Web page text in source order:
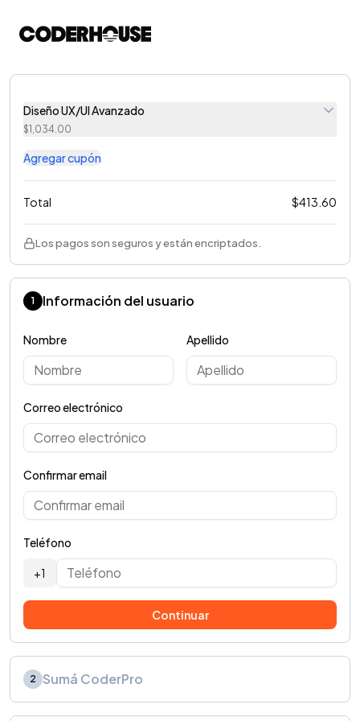
1 Información del usuario
Nombre Apellido
Correo electrónico
Confirmar email
Teléfono
+1
Continuar
2 Sumá CoderPro
Diseño UX/UI Avanzado
$1,034.00
Agregar cupón
Total $413.60
Los pagos son seguros y están encriptados.